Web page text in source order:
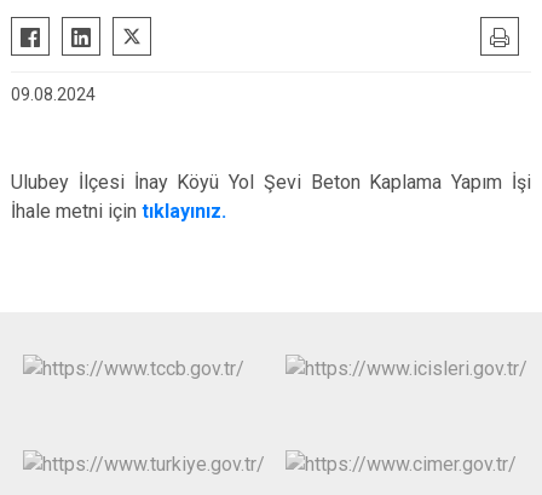
09.08.2024
Ulubey İlçesi İnay Köyü Yol Şevi Beton Kaplama Yapım İşi
İhale metni için tıklayınız.